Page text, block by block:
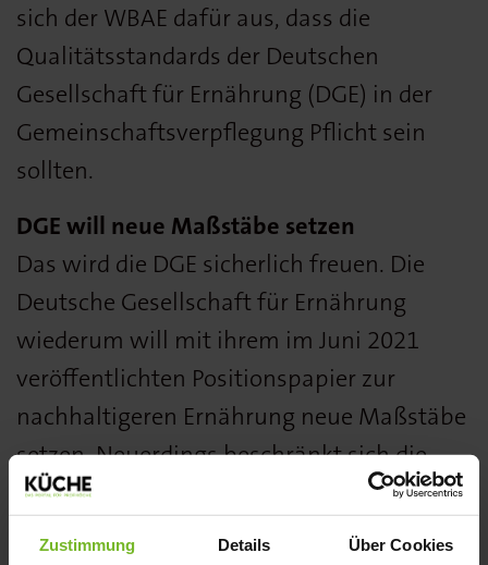
Zustimmung Details Über Cookies
sich der WBAE dafür aus, dass die
Qualitätsstandards der Deutschen
Gesellschaft für Ernährung (DGE) in der
Gemeinschaftsverpflegung Pflicht sein
sollten.
DGE will neue Maßstäbe setzen
Das wird die DGE sicherlich freuen. Die
Deutsche Gesellschaft für Ernährung
wiederum will mit ihrem im Juni 2021
veröffentlichten Positionspapier zur
nachhaltigeren Ernährung neue Maßstäbe
setzen. Neuerdings beschränkt sich die
DGE demnach nicht mehr nur auf eine
gesunde Ernährung, sondern bezieht die